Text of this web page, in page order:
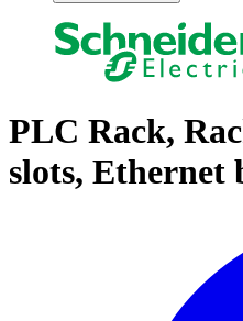
PLC Rack,
slots, Ethernet